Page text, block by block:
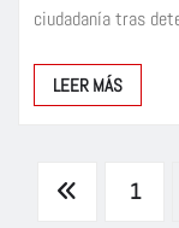
ciudadanía tras
LEER MÁS
1